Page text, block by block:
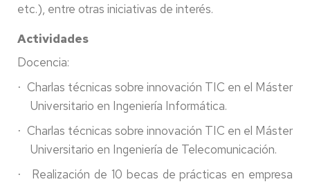
etc.), entre otras iniciativas de interés.
Actividades
Docencia:
· Charlas técnicas sobre innovación TIC en el Máster
Universitario en Ingeniería Informática.
· Charlas técnicas sobre innovación TIC en el Máster
Universitario en Ingeniería de Telecomunicación.
·
Realización de 10 becas de prácticas en empresa